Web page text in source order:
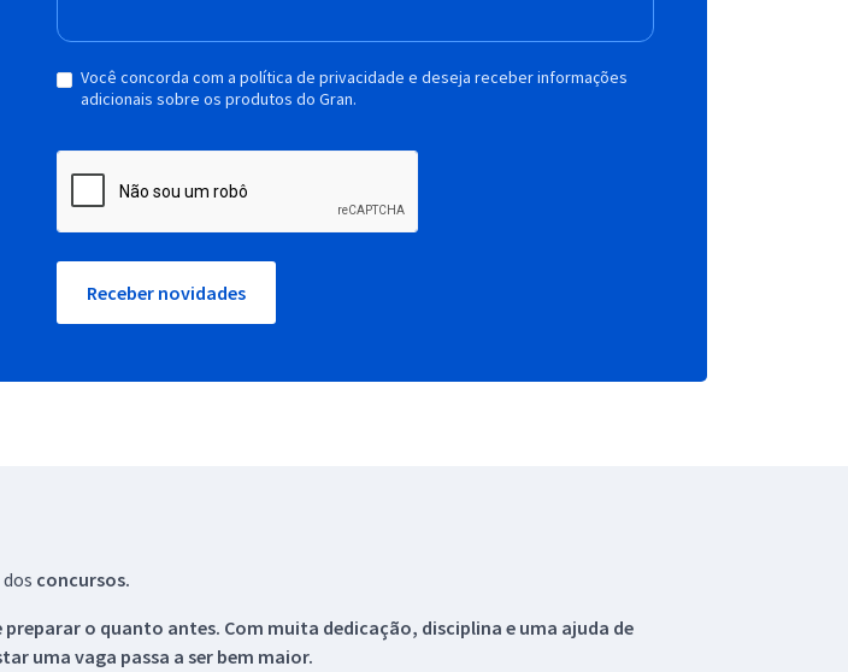
Você concorda com a política de privacidade e deseja receber informações
adicionais sobre os produtos do Gran.
Receber novidades
concursos.
o quanto antes. Com muita dedicação, disciplina e uma ajuda de
uma vaga passa a ser bem maior.